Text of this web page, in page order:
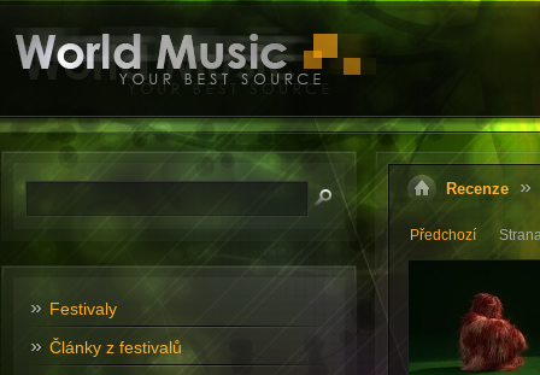
Recenze
Předchozí
Festivaly
Články z festivalů